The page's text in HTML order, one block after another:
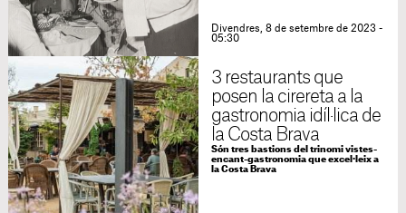
Divendres, 8 de setembre de 2023 -
05:30
3 restaurants que
posen la cirereta a la
gastronomia idíl·lica de
la Costa Brava
Són tres bastions del trinomi vistes-
encant-gastronomia que excel·leix a
la Costa Brava